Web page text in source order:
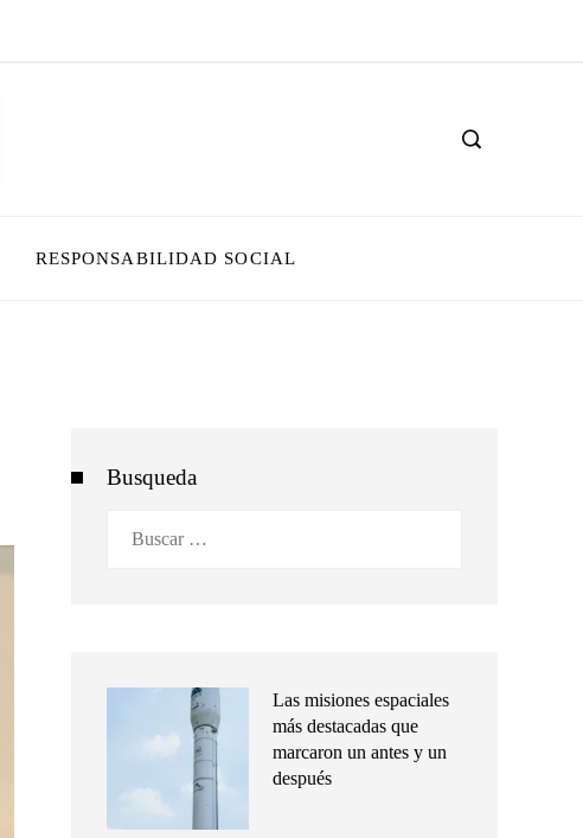
RESPONSABILIDAD SOCIAL
Busqueda
Las misiones espaciales
más destacadas que
marcaron un antes y un
después